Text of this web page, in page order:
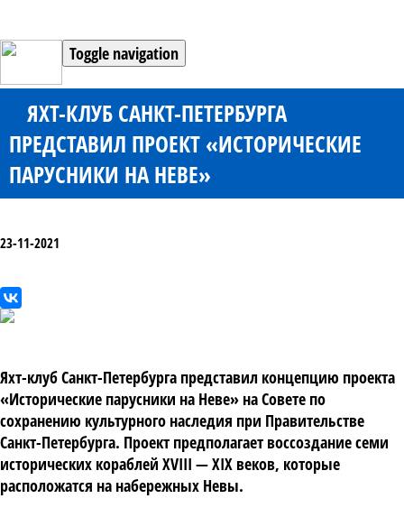
Toggle navigation
ЯХТ-КЛУБ САНКТ-ПЕТЕРБУРГА
ПРЕДСТАВИЛ ПРОЕКТ «ИСТОРИЧЕСКИЕ
ПАРУСНИКИ НА НЕВЕ»
23-11-2021
Яхт-клуб Санкт-Петербурга представил концепцию проекта
«Исторические парусники на Неве» на Совете по
сохранению культурного наследия при Правительстве
Санкт-Петербурга. Проект предполагает воссоздание семи
исторических кораблей XVIII — XIX веков, которые
расположатся на набережных Невы.